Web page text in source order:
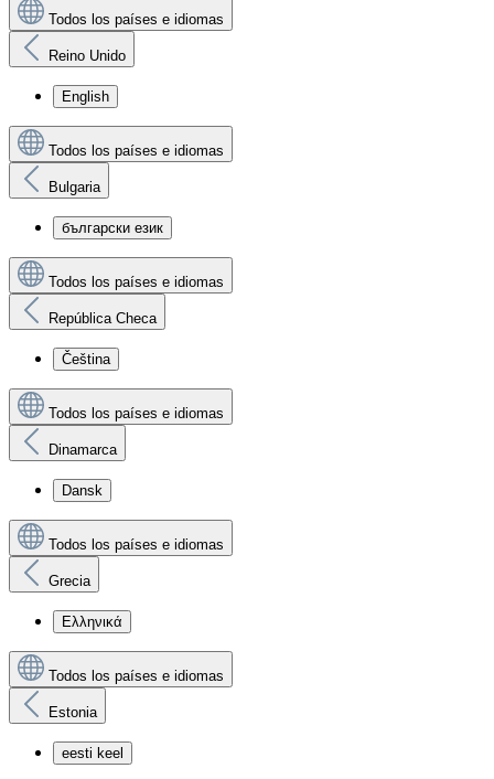
Todos los países e idiomas
Reino Unido
English
Todos los países e idiomas
Bulgaria
български език
Todos los países e idiomas
República Checa
Čeština
Todos los países e idiomas
Dinamarca
Dansk
Todos los países e idiomas
Grecia
Ελληνικά
Todos los países e idiomas
Estonia
eesti keel